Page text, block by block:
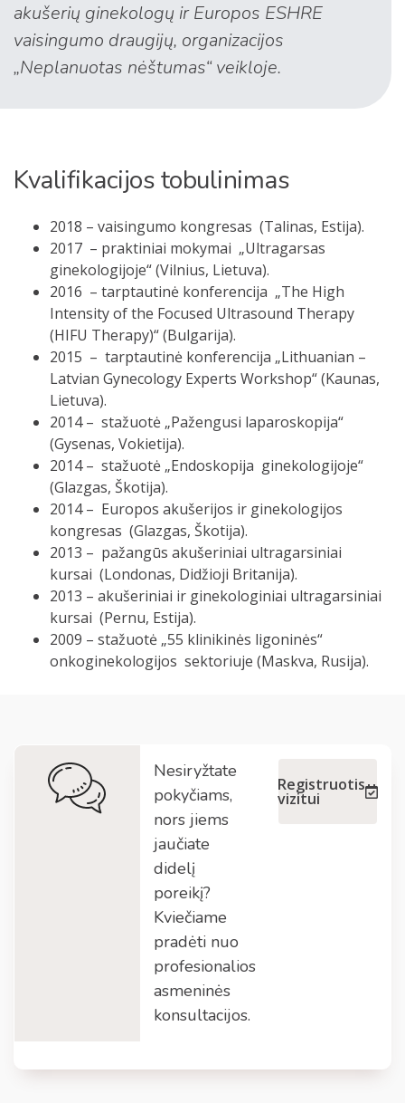
akušerių ginekologų ir Europos ESHRE
vaisingumo draugijų, organizacijos
„Neplanuotas nėštumas“ veikloje.
Kvalifikacijos tobulinimas
2018 – vaisingumo kongresas (Talinas, Estija).
2017 – praktiniai mokymai „Ultragarsas
ginekologijoje“ (Vilnius, Lietuva).
2016 – tarptautinė konferencija „The High
Intensity of the Focused Ultrasound Therapy
(HIFU Therapy)“ (Bulgarija).
2015 – tarptautinė konferencija „Lithuanian –
Latvian Gynecology Experts Workshop“ (Kaunas,
Lietuva).
2014 – stažuotė „Pažengusi laparoskopija“
(Gysenas, Vokietija).
2014 – stažuotė „Endoskopija ginekologijoje“
(Glazgas, Škotija).
2014 – Europos akušerijos ir ginekologijos
kongresas (Glazgas, Škotija).
2013 – pažangūs akušeriniai ultragarsiniai
kursai (Londonas, Didžioji Britanija).
2013 – akušeriniai ir ginekologiniai ultragarsiniai
kursai (Pernu, Estija).
2009 – stažuotė „55 klinikinės ligoninės“
onkoginekologijos sektoriuje (Maskva, Rusija).
Nesiryžtate
pokyčiams,
nors jiems
jaučiate
didelį
poreikį?
Kviečiame
pradėti nuo
profesionalios
asmeninės
konsultacijos.
Registruotis
vizitui